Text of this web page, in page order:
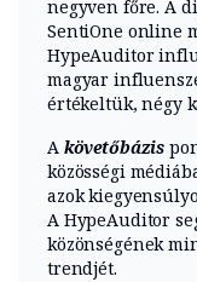
negyven főre. A
SentiOne online
HypeAuditor
magyar
értékeltük, négy
A követőbázis
közösségi
azok
A HypeAuditor
közönségének
trendjét.